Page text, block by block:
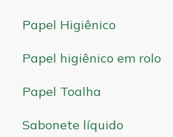
Papel Higiênico
Papel higiênico em rolo
Papel Toalha
Sabonete líquido